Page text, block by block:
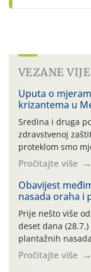
VEZANE
Uputa o
krizantema u
Sredina i druga
zdravstvenoj
proteklom smo
preventivnim
uzročnika
06.7.)! Na
povijesno i
najviše
Pročitajte više
Obavijest
nasada oraha i
Prije nešto više
deset dana
plantažnih
leta i
orahove muhe
Pročitajte više